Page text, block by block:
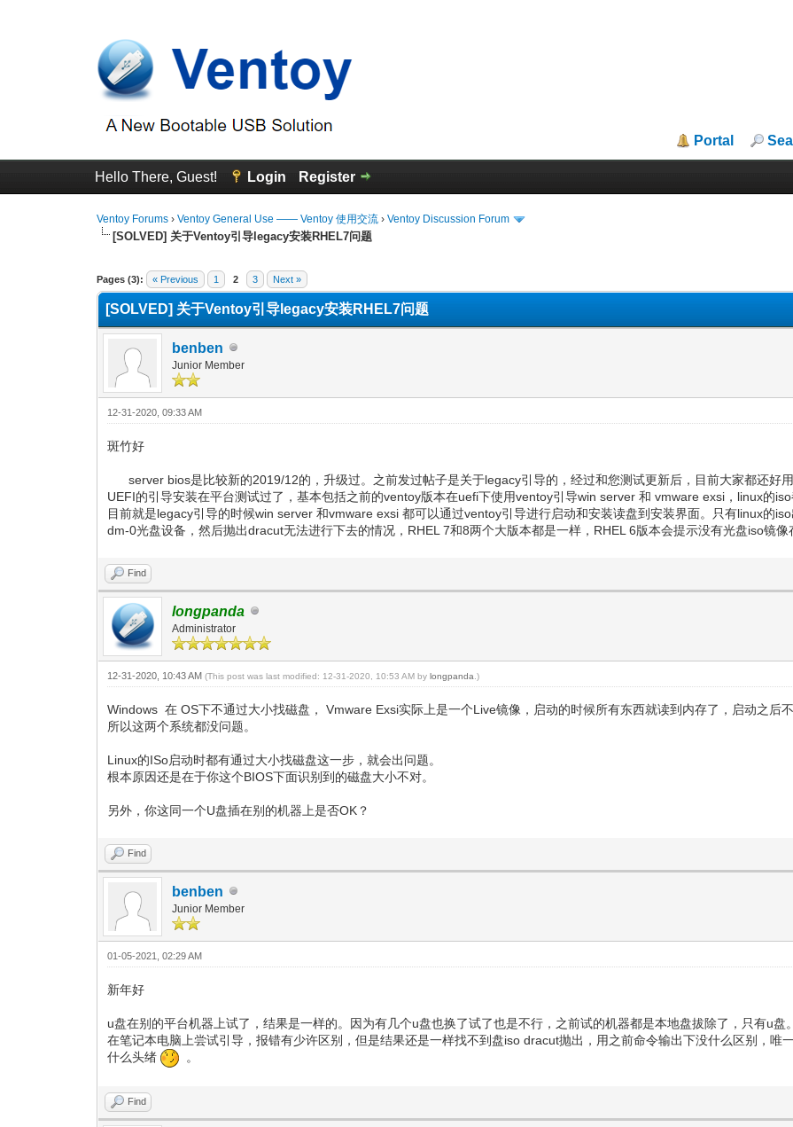
Portal
Hello There, Guest! Login Register
Ventoy Forums ›Ventoy General Use —— Ventoy 使用交流 ›Ventoy Discussion Forum
[SOLVED] 关于Ventoy引导legacy安装RHEL7问题
Pages (3): « Previous 1 2 3 Next »
1 Vote(s) - 1 Average
1
2
3
4
5
[SOLVED] 关于Ventoy引导legacy安装RHEL7问题
benben
Junior Member
12-31-2020, 09:33 AM
斑竹好
server bios是比较新的2019/12的，升级过。之前发过帖子是关于legacy引导的，经过和您测试更新后，目前大家都还好用
UEFI的引导安装在平台测试过了，基本包括之前的ventoy版本在uefi下使用ventoy引导win server 和 vmware exsi，linux的iso
目前就是legacy引导的时候win server 和vmware exsi 都可以通过ventoy引导进行启动和安装读盘到安装界面。只有linux的iso
dm-0光盘设备，然后抛出dracut无法进行下去的情况，RHEL 7和8两个大版本都是一样，RHEL 6版本会提示没有光盘iso镜像
Find
longpanda
Administrator
12-31-2020, 10:43 AM(This post was last modified: 12-31-2020, 10:53 AM bylongpanda .)
Windows 在 OS下不通过大小找磁盘， Vmware Exsi实际上是一个Live镜像，启动的时候所有东西就读到内存了，启动之后
所以这两个系统都没问题。
Linux的ISo启动时都有通过大小找磁盘这一步，就会出问题。
根本原因还是在于你这个BIOS下面识别到的磁盘大小不对。
另外，你这同一个U盘插在别的机器上是否OK？
Find
benben
Junior Member
01-05-2021, 02:29 AM
新年好
u盘在别的平台机器上试了，结果是一样的。因为有几个u盘也换了试了也是不行，之前试的机器都是本地盘拔除了，只有u盘。
在笔记本电脑上尝试引导，报错有少许区别，但是结果还是一样找不到盘iso dracut抛出，用之前命令输出下没什么区别，唯
什么头绪
。
Find